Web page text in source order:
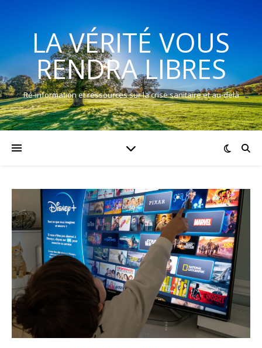
LA VÉRITÉ VOUS
RENDRA LIBRES
Ré-information et ressources sur la crise sanitaire et au-delà